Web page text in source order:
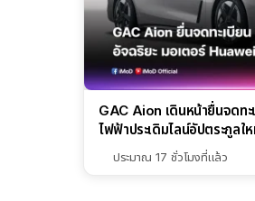
GAC Aion เดินหน้ายื่นจดท
ไฟฟ้าประเดิมไลน์อัปตระกูล
ประมาณ 17 ชั่วโมงที่แล้ว